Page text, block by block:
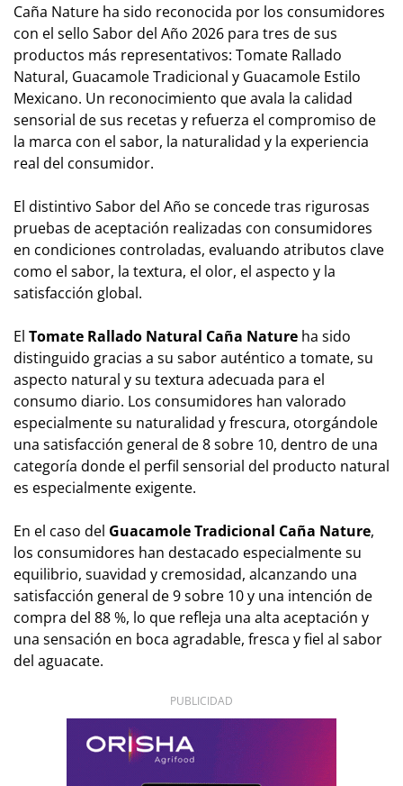
Caña Nature ha sido reconocida por los consumidores
con el sello Sabor del Año 2026 para tres de sus
productos más representativos: Tomate Rallado
Natural, Guacamole Tradicional y Guacamole Estilo
Mexicano. Un reconocimiento que avala la calidad
sensorial de sus recetas y refuerza el compromiso de
la marca con el sabor, la naturalidad y la experiencia
real del consumidor.
El distintivo Sabor del Año se concede tras rigurosas
pruebas de aceptación realizadas con consumidores
en condiciones controladas, evaluando atributos clave
como el sabor, la textura, el olor, el aspecto y la
satisfacción global.
El Tomate Rallado Natural Caña Nature ha sido
distinguido gracias a su sabor auténtico a tomate, su
aspecto natural y su textura adecuada para el
consumo diario. Los consumidores han valorado
especialmente su naturalidad y frescura, otorgándole
una satisfacción general de 8 sobre 10, dentro de una
categoría donde el perfil sensorial del producto natural
es especialmente exigente.
En el caso del Guacamole Tradicional Caña Nature,
los consumidores han destacado especialmente su
equilibrio, suavidad y cremosidad, alcanzando una
satisfacción general de 9 sobre 10 y una intención de
compra del 88 %, lo que refleja una alta aceptación y
una sensación en boca agradable, fresca y fiel al sabor
del aguacate.
PUBLICIDAD